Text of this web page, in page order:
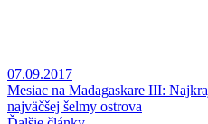
07.09.2017
Mesiac na Madagaskare III:
najväčšej šelmy ostrova